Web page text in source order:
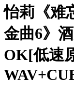
怡莉《难
金曲6》
OK[低速